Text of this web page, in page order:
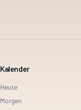
Kalender
Heute
Morgen